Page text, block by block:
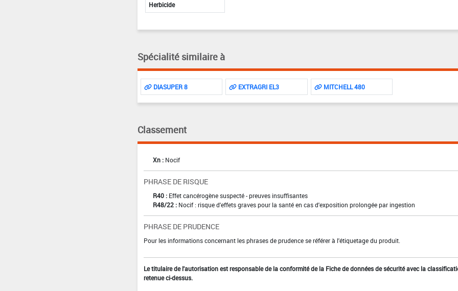
Herbicide
Spécialité similaire à
DIASUPER 8 EXTRAGRI EL3 MITCHELL 480
Classement
Xn : Nocif
PHRASE DE RISQUE
R40 : Effet cancérogène suspecté - preuves insuffisantes
R48/22 : Nocif : risque d'effets graves pour la santé en cas d'exposition prolongée par ingestion
PHRASE DE PRUDENCE
Pour les informations concernant les phrases de prudence se référer à l'étiquetage du produit.
Le titulaire de l'autorisation est responsable de la conformité de la Fiche de données de sécurité avec la
retenue ci-dessus.